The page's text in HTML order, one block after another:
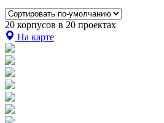
20 корпусов в 20 проектах
На карте